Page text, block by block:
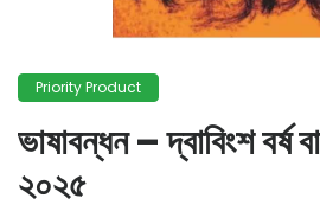
Priority Product
ভাষাবন্ধন – দ্বাবিংশ বর্ষ
২০২৫